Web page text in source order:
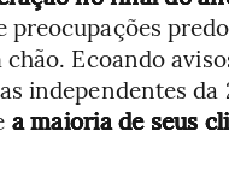
chão. Ecoando
independentes da
a maioria de seus